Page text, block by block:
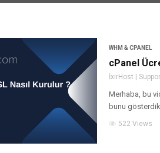
WHM & CPANEL
cPanel
İxirHost |
Merhaba, bu
bunu
522 Views